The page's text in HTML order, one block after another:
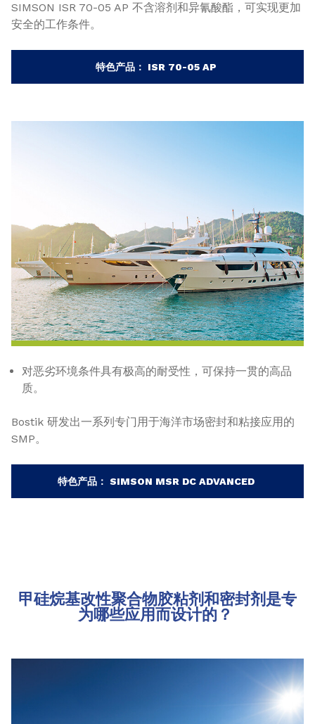
SIMSON ISR 70-05 AP 不含溶剂和异氰酸酯，可实现更加
安全的工作条件。
特色产品： ISR 70-05 AP
对恶劣环境条件具有极高的耐受性，可保持一贯的高品
质。
Bostik 研发出一系列专门用于海洋市场密封和粘接应用的
SMP。
特色产品： SIMSON MSR DC ADVANCED
甲硅烷基改性聚合物胶粘剂和密封剂是专
为哪些应用而设计的？